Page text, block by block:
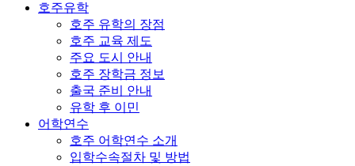
호주유학
호주 유학의 장점
호주 교육 제도
주요 도시 안내
호주 장학금 정보
출국 준비 안내
유학 후 이민
어학연수
호주 어학연수 소개
입학수속절차 및 방법